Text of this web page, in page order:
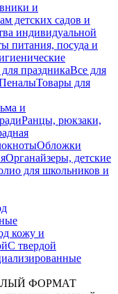
и
детских садов и
индивидуальной
питания, посуда и
праздникаВсе для
Товары для
и
Ранцы, рюкзаки,
Обложки
Органайзеры, детские
для школьников и
кожу и
С твердой
ФОРМАТ